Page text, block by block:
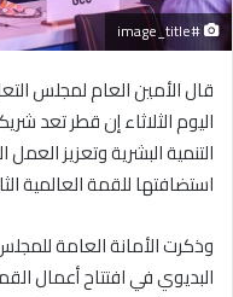
#image_title
قال الأمين العام لمجلس
اليوم الثلاثاء إن قطر تعد
التنمية البشرية وتعزيز
استضافتها للقمة العالمية
وذكرت الأمانة العامة
البديوي في افتتاح أعمال